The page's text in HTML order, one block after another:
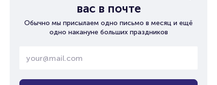
вас в почте
Обычно мы присылаем одно письмо в месяц и ещё
одно накануне больших праздников